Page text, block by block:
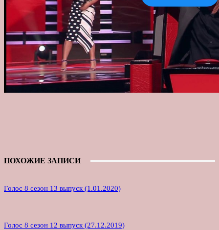
ПОХОЖИЕ ЗАПИСИ
Голос 8 сезон 13 выпуск (1.01.2020)
Голос 8 сезон 12 выпуск (27.12.2019)